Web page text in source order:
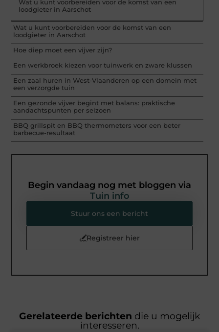
Wat u kunt voorbereiden voor de komst van een
loodgieter in Aarschot
Wat u kunt voorbereiden voor de komst van een
loodgieter in Aarschot
Hoe diep moet een vijver zijn?
Een werkbroek kiezen voor tuinwerk en zware klussen
Een zaal huren in West-Vlaanderen op een domein met
een verzorgde tuin
Een gezonde vijver begint met balans: praktische
aandachtspunten per seizoen
BBQ grillspit en BBQ thermometers voor een beter
barbecue-resultaat
Begin vandaag nog met bloggen via
Tuin info
Stuur ons een bericht
Registreer hier
Gerelateerde berichten die u mogelijk
interesseren.